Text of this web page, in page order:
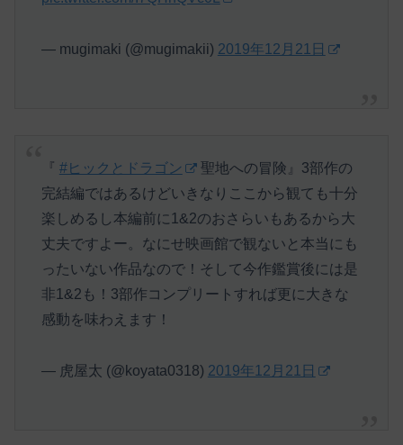
— mugimaki (@mugimakii) 2019年12月21日
『 #ヒックとドラゴン
聖地への冒険』3部作の
完結編ではあるけどいきなりここから観ても十分
楽しめるし本編前に1&2のおさらいもあるから大
丈夫ですよー。なにせ映画館で観ないと本当にも
ったいない作品なので！そして今作鑑賞後には是
非1&2も！3部作コンプリートすれば更に大きな
感動を味わえます！
— 虎屋太 (@koyata0318) 2019年12月21日